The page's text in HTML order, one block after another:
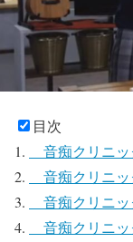
目次
音痴クリニッ
音痴クリニッ
音痴クリニッ
音痴クリニッ